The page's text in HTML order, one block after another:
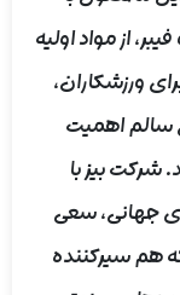
از مواد اولیه
ورزشکاران،
سالم اهمیت
شرکت بیز با
جهانی، سعی
هم سیرکننده